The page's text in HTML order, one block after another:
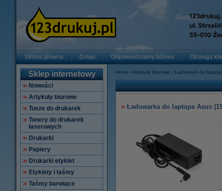
Strona główna O nas Odpowiedzialny biznes Obsługa
Sklep internetowy
Nowości
Artykuły biurowe
Tusze do drukarek
Tonery do drukarek
laserowych
Drukarki
Papiery
Drukarki etykiet
Etykiety i taśmy
Taśmy barwiące
Home Artykuły biurowe Ładowarki do
Ładowarka do laptopa Asus